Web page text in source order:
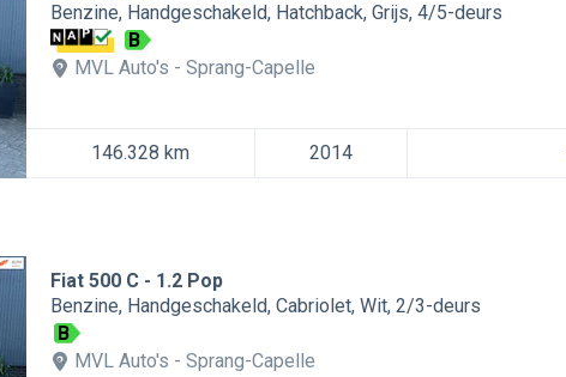
Benzine Handgeschakeld Hatchback Grijs 4/5-deurs
B
MVL Auto's
Sprang-Capelle
146.328 km 2014
Fiat 500 C
1.2 Pop
Benzine Handgeschakeld Cabriolet Wit 2/3-deurs
B
MVL Auto's
Sprang-Capelle